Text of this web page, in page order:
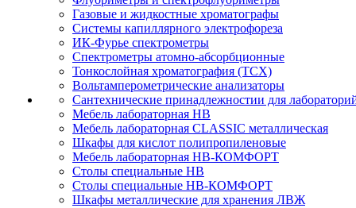
Газовые и жидкостные хроматографы
Системы капиллярного электрофореза
ИК-Фурье спектрометры
Спектрометры атомно-абсорбционные
Тонкослойная хроматография (ТСХ)
Вольтамперометрические анализаторы
Сантехнические принадлежностии для
Мебель лабораторная НВ
Мебель лабораторная CLASSIC металлическая
Шкафы для кислот полипропиленовые
Мебель лабораторная НВ-КОМФОРТ
Столы специальные НВ
Столы специальные НВ-КОМФОРТ
Шкафы металлические для хранения ЛВЖ